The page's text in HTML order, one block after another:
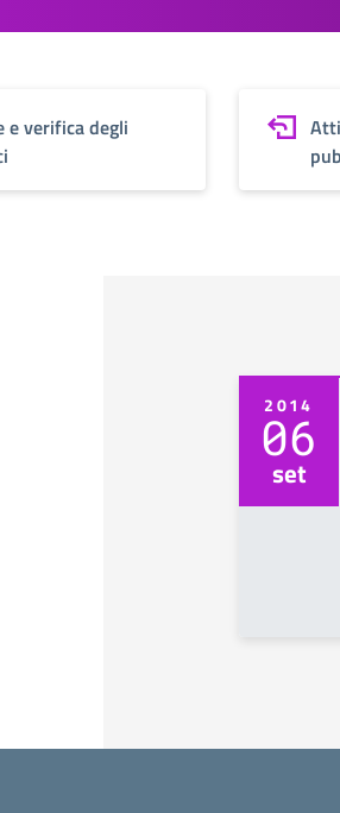
e verifica degli
2014
06
set